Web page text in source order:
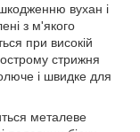
вухан і
з м'якого
при високій
стрижня
і швидке для
металеве